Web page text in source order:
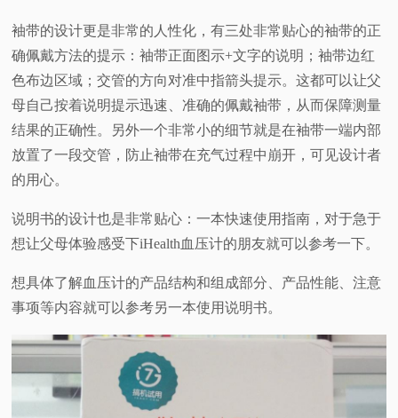
袖带的设计更是非常的人性化，有三处非常贴心的袖带的正
确佩戴方法的提示：袖带正面图示+文字的说明；袖带边红
色布边区域；交管的方向对准中指箭头提示。这都可以让父
母自己按着说明提示迅速、准确的佩戴袖带，从而保障测量
结果的正确性。另外一个非常小的细节就是在袖带一端内部
放置了一段交管，防止袖带在充气过程中崩开，可见设计者
的用心。
说明书的设计也是非常贴心：一本快速使用指南，对于急于
想让父母体验感受下iHealth血压计的朋友就可以参考一下。
想具体了解血压计的产品结构和组成部分、产品性能、注意
事项等内容就可以参考另一本使用说明书。